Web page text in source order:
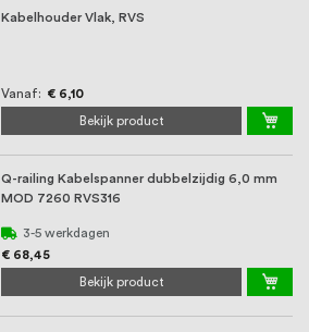
Kabelhouder Vlak, RVS
Vanaf € 6,10
Bekijk product
Q-railing Kabelspanner dubbelzijdig 6,0 mm
MOD 7260 RVS316
3-5 werkdagen
€ 68,45
Bekijk product